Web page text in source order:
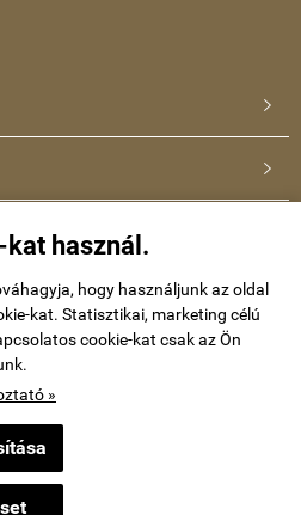
kat használ.
hogy használjunk az oldal
kat. Statisztikai, marketing célú
cookie-kat csak az Ön
»

